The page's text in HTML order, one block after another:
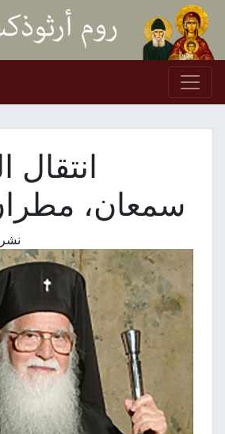
Skip to content
Main Navigation
انتقال
سمعان، مطران
نشر